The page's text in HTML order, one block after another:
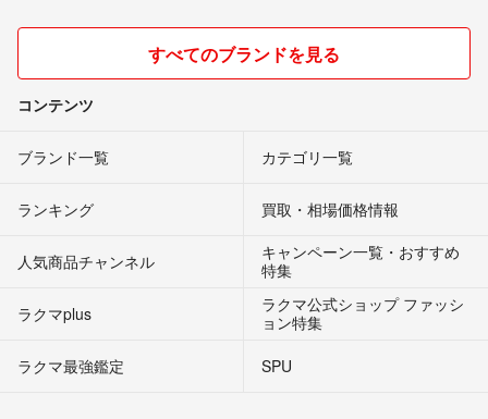
すべてのブランドを見る
コンテンツ
ブランド一覧 カテゴリ一覧
ランキング 買取・相場価格情報
人気商品チャンネル
キャンペーン一覧・おすすめ
特集
ラクマplus
ラクマ公式ショップ ファッシ
ョン特集
ラクマ最強鑑定
SPU